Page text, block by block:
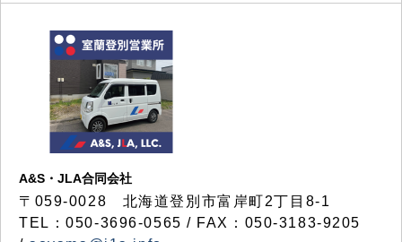
A&S・JLA合同会社
〒 059-0028 北海道登別市富岸町2丁目 8-1
TEL：050-3696-0565 / FAX：050-3183-9205